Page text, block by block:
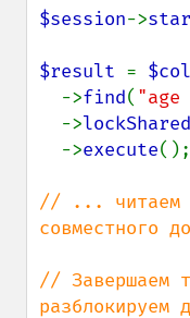
$session->
$result =
->find( "age
  ->
lockShared
  ->
execute();
// ... читаем
совместного
// Завершаем